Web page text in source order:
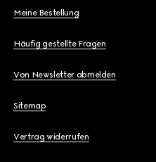
Meine Bestellung
Häufig gestellte Fragen
Von Newsletter abmelden
Sitemap
Vertrag widerrufen